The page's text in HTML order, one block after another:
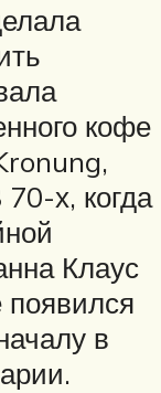
кофе
х, когда
Клаус
в